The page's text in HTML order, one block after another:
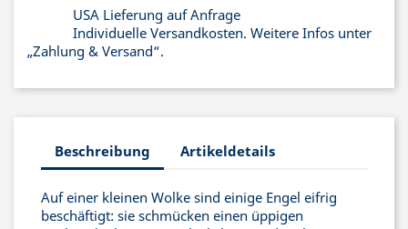
USA Lieferung auf Anfrage
Individuelle Versandkosten. Weitere Infos unter
„Zahlung & Versand“.
Beschreibung Artikeldetails
Auf einer kleinen Wolke sind einige Engel eifrig
beschäftigt: sie schmücken einen üppigen